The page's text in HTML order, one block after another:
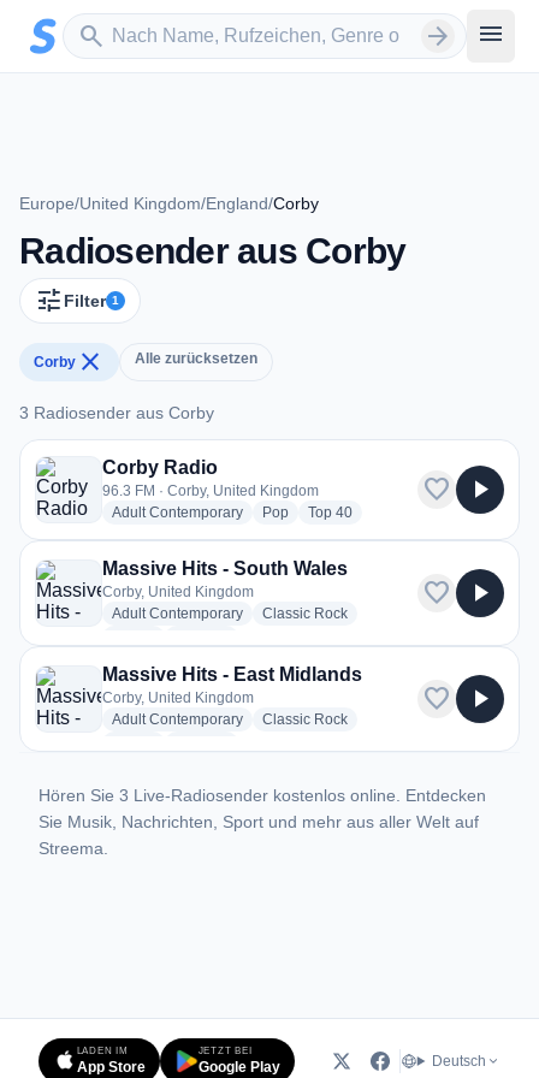
Zum Hauptinhalt springen
search
Sender suchen arrow_forward menu
Europe/United Kingdom/England/Corby
Radiosender aus Corby
tune Filter 1
Corby close Alle zurücksetzen
3 Radiosender aus Corby
3 Radiosender aus Corby
Corby Radio
96.3 FM · Corby, United Kingdom
Adult Contemporaryradio stations
Popradio stations
Top 40radio stations
favorite play_arrow
Massive Hits - South Wales
Corby, United Kingdom
Adult Contemporaryradio stations
Classic Rockradio stations
favorite play_arrow
Massive Hits - East Midlands
Corby, United Kingdom
Adult Contemporaryradio stations
Classic Rockradio stations
favorite play_arrow
Hören Sie 3 Live-Radiosender kostenlos online. Entdecken
Sie Musik, Nachrichten, Sport und mehr aus aller Welt auf
Streema.
LADEN IM
App Store
JETZT BEI
Google Play Deutsch